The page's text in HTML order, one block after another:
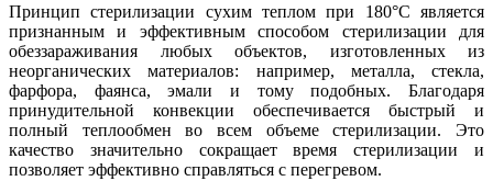
Принцип стерилизации сухим теплом при 180°C является
признанным и эффективным способом стерилизации для
обеззараживания любых объектов, изготовленных из
неорганических материалов: например, металла, стекла,
фарфора, фаянса, эмали и тому подобных. Благодаря
принудительной конвекции обеспечивается быстрый и
полный теплообмен во всем объеме стерилизации. Это
качество значительно сокращает время стерилизации и
позволяет эффективно справляться с перегревом.